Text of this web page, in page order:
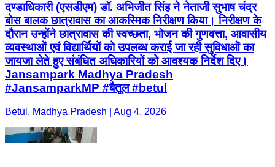
दण्डाधिकारी (एसडीएम) डॉ. अभिजीत सिंह ने नेताजी सुभाष चंद्र
बोस बालक छात्रावास का आकस्मिक निरीक्षण किया। निरीक्षण के
दौरान उन्होंने छात्रावास की स्वच्छता, भोजन की गुणवत्ता, आवासीय
व्यवस्थाओं एवं विद्यार्थियों को उपलब्ध कराई जा रही सुविधाओं का
जायजा लेते हुए संबंधित अधिकारियों को आवश्यक निर्देश दिए।
Jansampark Madhya Pradesh
#JansamparkMP #बैतूल #betul
Betul, Madhya Pradesh | Aug 4, 2026